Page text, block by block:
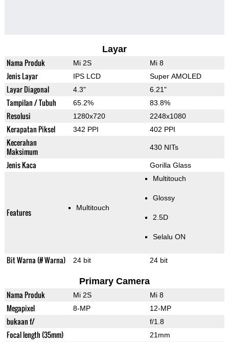
Layar
Nama Produk Mi 2S Mi 8
Jenis Layar IPS LCD Super AMOLED
Layar Diagonal 4.3" 6.21"
Tampilan / Tubuh 65.2% 83.8%
Resolusi 1280x720 2248x1080
Kerapatan Piksel 342 PPI 402 PPI
Kecerahan
Maksimum
430 NITs
Jenis Kaca Gorilla Glass
Features Multitouch
Multitouch
Glossy
2.5D
Selalu ON
Bit Warna (# Warna) 24 bit 24 bit
Primary Camera
Nama Produk Mi 2S Mi 8
Megapixel 8-MP 12-MP
bukaan f/ f/1.8
Focal length (35mm) 21mm